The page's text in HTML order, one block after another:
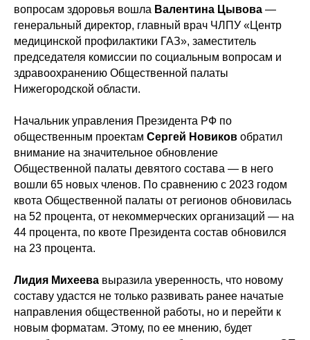
вопросам здоровья вошла Валентина Цывова —
генеральный директор, главный врач ЧЛПУ «Центр
медицинской профилактики ГАЗ», заместитель
председателя комиссии по социальным вопросам и
здравоохранению Общественной палаты
Нижегородской области.
Начальник управления Президента РФ по
общественным проектам Сергей Новиков обратил
внимание на значительное обновление
Общественной палаты девятого состава — в него
вошли 65 новых членов. По сравнению с 2023 годом
квота Общественной палаты от регионов обновилась
на 52 процента, от некоммерческих организаций — на
44 процента, по квоте Президента состав обновился
на 23 процента.
Лидия Михеева выразила уверенность, что новому
составу удастся не только развивать ранее начатые
направления общественной работы, но и перейти к
новым форматам. Этому, по ее мнению, будет